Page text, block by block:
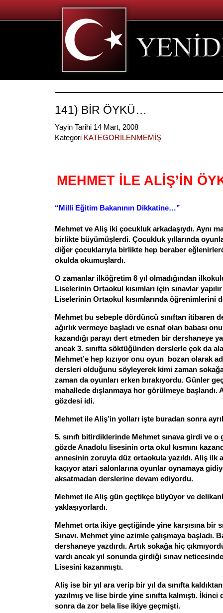
141) BİR ÖYKÜ…
Yayin Tarihi 14 Mart, 2008
Kategori KATEGORİLENMEMİŞ
MEHMET İLE ALİŞ’İN
“Milli Eğitim Bakanının Dikkatine…”
Mehmet ve Aliş iki çocukluk arkadaşıydı. Aynı
birlikte büyümüşlerdi. Çocukluk yıllarında
diğer çocuklarıyla birlikte hep beraber
okulda okumuşlardı.
O zamanlar ilköğretim 8 yıl olmadığından
Liselerinin Ortaokul kısımları için sınavlar
Liselerinin Ortaokul kısımlarında öğrenimlerini
Mehmet bu sebeple dördüncü sınıftan itibaren
ağırlık vermeye başladı ve esnaf olan babası
kazandığı parayı dert etmeden bir dershaneye
ancak 3. sınıfta söktüğünden derslerle çok da
Mehmet’e hep kızıyor onu oyun bozan olarak
dersleri olduğunu söyleyerek kimi zaman
zaman da oyunları erken bırakıyordu. Günler
mahallede dışlanmaya hor görülmeye başlandı.
gözdesi idi.
Mehmet ile Aliş’in yolları işte buradan sonra
5. sınıfı bitirdiklerinde Mehmet sınava girdi ve
gözde Anadolu lisesinin orta okul kısmını
annesinin zoruyla düz ortaokula yazıldı. Aliş ilk
kaçıyor atari salonlarına oyunlar oynamaya
aksatmadan derslerine devam ediyordu.
Mehmet ile Aliş gün geçtikçe büyüyor ve
yaklaşıyorlardı.
Mehmet orta ikiye geçtiğinde yine karşısına bir
Sınavı. Mehmet yine azimle çalışmaya başladı.
dershaneye yazdırdı. Artık sokağa hiç
vardı ancak yıl sonunda girdiği sınav
Lisesini kazanmıştı.
Aliş ise bir yıl ara verip bir yıl da sınıfta
yazılmış ve lise birde yine sınıfta kalmıştı.
sonra da zor bela lise ikiye geçmişti.